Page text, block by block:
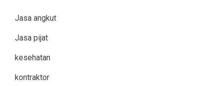
Jasa angkut
Jasa pijat
kesehatan
kontraktor